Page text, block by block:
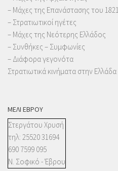
– Μάχες της Επανάστασης του 1821
– Στρατιωτικοί ηγέτες
– Μάχες της Νεότερης Ελλάδος
– Συνθήκες – Συμφωνίες
– Διάφορα γεγονότα
Στρατιωτικά κινήματα στην Ελλάδα
ΜΈΛΙ ΈΒΡΟΥ
Στεργάτου Χρυσή
τηλ: 25520 31694
690 7599 095
Ν. Σοφικό - Έβρου